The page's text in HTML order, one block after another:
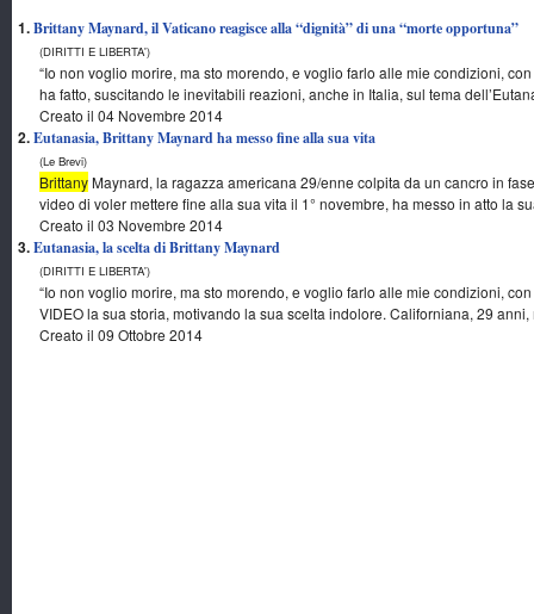
1.Brittany Maynard, il Vaticano reagisce alla “dignità” di una “morte opportuna”
(DIRITTI E LIBERTA')
“Io non voglio morire, ma sto morendo, e voglio farlo alle mie condizioni,
ha fatto, suscitando le inevitabili reazioni, anche in Italia, sul tema
Creato il 04 Novembre 2014
2.Eutanasia, Brittany Maynard ha messo fine alla sua vita
(Le Brevi)
BrittanyMaynard, la ragazza americana 29/enne colpita da un cancro in
video di voler mettere fine alla sua vita il 1° novembre, ha messo in atto la
Creato il 03 Novembre 2014
3.Eutanasia, la scelta di Brittany Maynard
(DIRITTI E LIBERTA')
“Io non voglio morire, ma sto morendo, e voglio farlo alle mie condizioni,
VIDEO la sua storia, motivando la sua scelta indolore. Californiana, 29 anni,
Creato il 09 Ottobre 2014